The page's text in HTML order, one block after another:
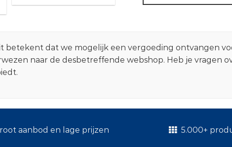
betekent dat we mogelijk een vergoeding ontvangen
naar de desbetreffende webshop. Heb je vragen
aanbod en lage prijzen 5.000+